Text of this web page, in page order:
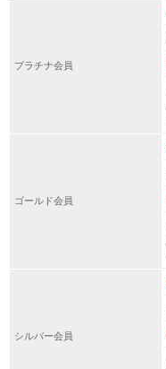
プラチナ会員
ゴールド会員
シルバー会員